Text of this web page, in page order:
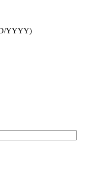
YYYY)